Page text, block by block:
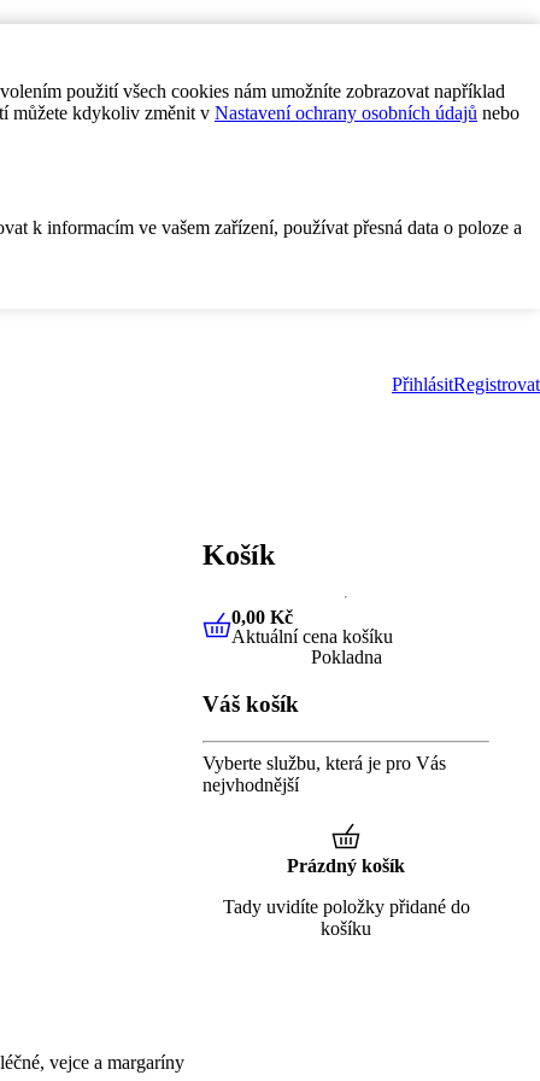
použití všech cookies nám umožníte zobrazovat například
můžete kdykoliv změnit v Nastavení ochrany osobních údajů nebo
k informacím ve vašem zařízení, používat přesná data o poloze a
PřihlásitRegistrovat
vejce a margaríny
Košík
0,00 KčAktuální cena košíku
0,00 Kč
Aktuální cena košíku
Pokladna
Váš košík
Vyberte službu, která je pro Vás
nejvhodnější
Prázdný košík
Tady uvidíte položky přidané do
košíku